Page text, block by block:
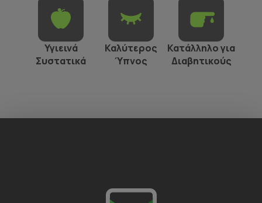
Υγιεινά
Συστατικά
Καλύτερος
Ύπνος
Κατάλληλο για
Διαβητικούς